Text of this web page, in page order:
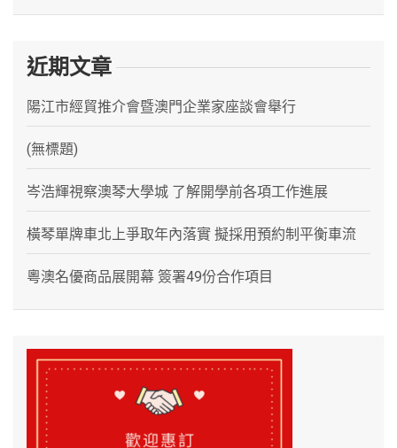
近期文章
陽江市經貿推介會暨澳門企業家座談會舉行
(無標題)
岑浩輝視察澳琴大學城 了解開學前各項工作進展
橫琴單牌車北上爭取年內落實 擬採用預約制平衡車流
粵澳名優商品展開幕 簽署49份合作項目